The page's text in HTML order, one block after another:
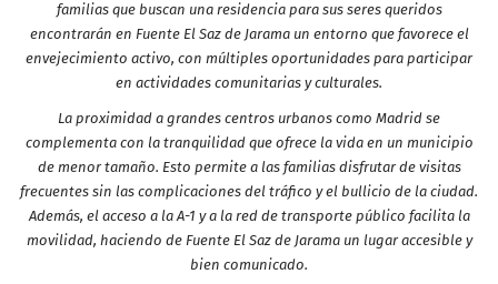
familias que buscan una residencia para sus seres queridos
encontrarán en Fuente El Saz de Jarama un entorno que favorece el
envejecimiento activo, con múltiples oportunidades para participar
en actividades comunitarias y culturales.
La proximidad a grandes centros urbanos como Madrid se
complementa con la tranquilidad que ofrece la vida en un municipio
de menor tamaño. Esto permite a las familias disfrutar de visitas
frecuentes sin las complicaciones del tráfico y el bullicio de la ciudad.
Además, el acceso a la A-1 y a la red de transporte público facilita la
movilidad, haciendo de Fuente El Saz de Jarama un lugar accesible y
bien comunicado.